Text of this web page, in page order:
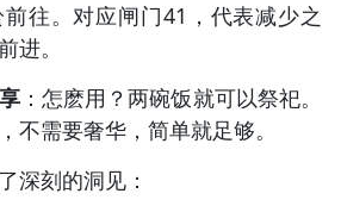
往。对应闸门41，代表减少之
进。
：怎麽用？两碗饭就可以祭祀。
不需要奢华，简单就足够。
深刻的洞见：